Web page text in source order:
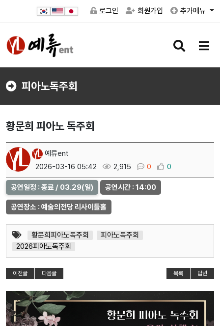
로그인 회원가입 추가메뉴
검
버
메
버
피아노독주회
황문희 피아노 독주회
예류ent
2026-03-16 05:42
2,915 0 0
공연일정 : 종료 / 03.29(일) 공연시간 : 14:00
공연장소 : 예술의전당 리사이틀홀
황문희피아노독주회
피아노독주회
2026피아노독주회
이전글 다음글 목록 답변